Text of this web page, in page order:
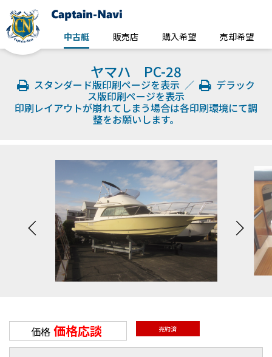
中古艇 販売店 購入希望 売却希望
ヤマハ PC-28
スタンダード版印刷ページを表示 ／
デラック
ス版印刷ページを表示
印刷レイアウトが崩れてしまう場合は各印刷環境にて調
整をお願いします。
価格 価格応談 売約済